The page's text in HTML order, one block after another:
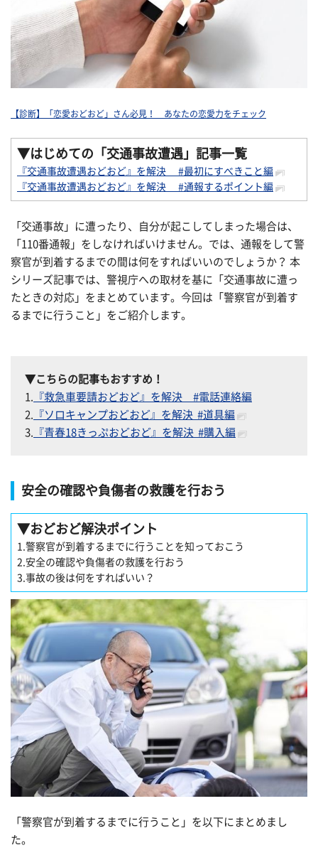
【診断】「恋愛おどおど」さん必見！ あなたの恋愛力をチェック
▼はじめての「交通事故遭遇」 記事一覧
『交通事故遭遇おどおど』を解決 #最初にすべきこと編
『交通事故遭遇おどおど』を解決 #通報するポイント編
「交通事故」に遭ったり、自分が起こしてしまった場合は、
「110番通報」をしなければいけません。では、通報をして警
察官が到着するまでの間は何をすればいいのでしょうか？ 本
シリーズ記事では、警視庁への取材を基に「交通事故に遭っ
たときの対応」をまとめています。今回は「警察官が到着す
るまでに行うこと」をご紹介します。
▼こちらの記事もおすすめ！
1.
『救急車要請おどおど』を解決 #電話連絡編
2.
『ソロキャンプおどおど』を解決 #道具編
3.
『青春18きっぷおどおど』を解決 #購入編
安全の確認や負傷者の救護を行おう
▼おどおど解決ポイント
1.警察官が到着するまでに行うことを知っておこう
2.安全の確認や負傷者の救護を行おう
3.事故の後は何をすればいい？
「警察官が到着するまでに行うこと」を以下にまとめまし
た。